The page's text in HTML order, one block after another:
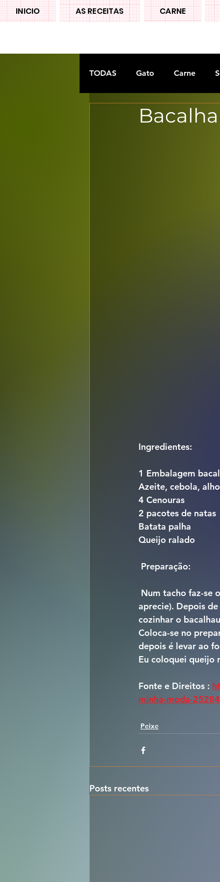
INICIO AS RECEITAS CARNE
TODAS Gato Carne
Doces tradiconais
Ingredientes:
1 Embalagem
Azeite, cebola,
4 Cenouras
2 pacotes de natas
Batata palha
Queijo ralado
Preparação:
aprecie). Depois
cozinhar o
Coloca-se no
depois é levar ao
Eu coloquei queijo
Fonte e Direitos :
minha-moda-
Peixe
Posts recentes